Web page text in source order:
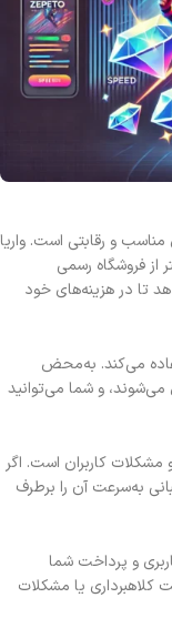
و رقابتی است. واریا
از فروشگاه رسمی
تا در هزینه‌های خود
می‌کند. به‌محض
و شما می‌توانید
مشکلات کاربران است. اگر
به‌سرعت آن را برطرف
و پرداخت شما
کلاهبرداری یا مشکلات